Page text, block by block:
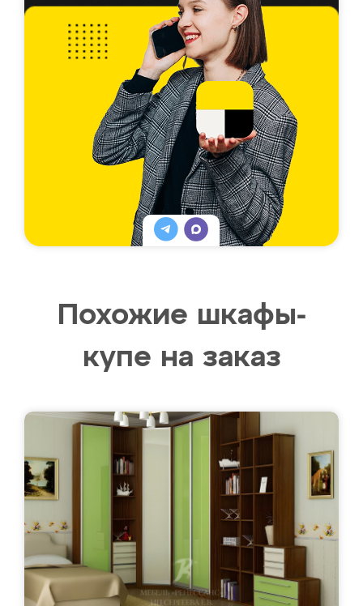
Похожие шкафы-
купе на заказ